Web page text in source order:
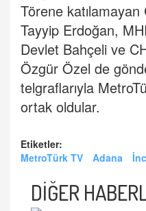
Törene
Tayyip Erdoğan,
Devlet Bahçeli ve
Özgür Özel de
telgraflarıyla
ortak oldular.
Etiketler:
MetroTürk TV
Adana
DİĞER